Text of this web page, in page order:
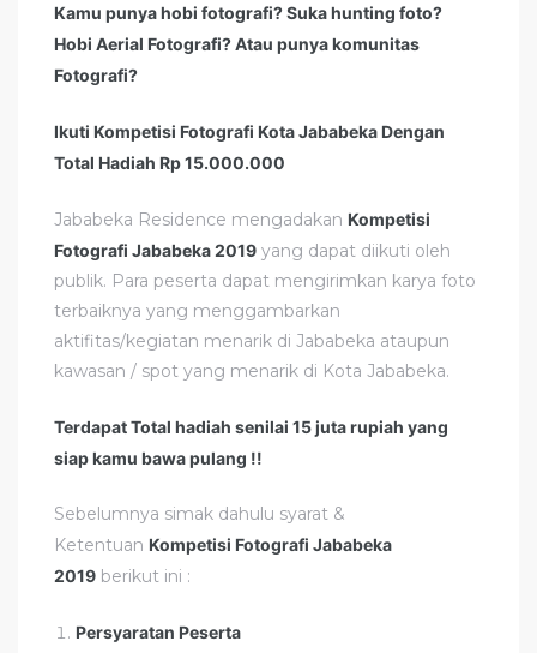
Kamu punya hobi fotografi? Suka hunting foto?
Hobi Aerial Fotografi? Atau punya komunitas
Fotografi?
Ikuti Kompetisi Fotografi Kota Jababeka Dengan
Total Hadiah Rp 15.000.000
Jababeka Residence mengadakan Kompetisi
Fotografi Jababeka 2019 yang dapat diikuti oleh
publik. Para peserta dapat mengirimkan karya foto
terbaiknya yang menggambarkan
aktifitas/kegiatan menarik di Jababeka ataupun
kawasan / spot yang menarik di Kota Jababeka.
Terdapat Total hadiah senilai 15 juta rupiah yang
siap kamu bawa pulang !!
Sebelumnya simak dahulu syarat &
Ketentuan Kompetisi Fotografi Jababeka
2019 berikut ini :
Persyaratan Peserta